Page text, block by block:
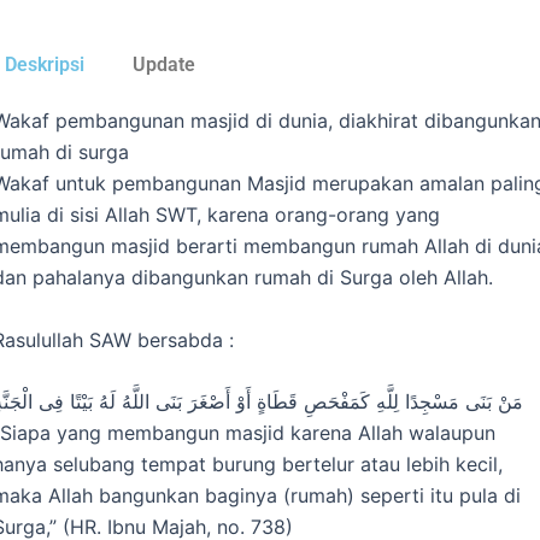
Deskripsi Update
pembangunan masjid di dunia, diakhirat dibangunkan
di surga
untuk pembangunan Masjid merupakan amalan
di sisi Allah SWT, karena orang-orang yang
masjid berarti membangun rumah Allah di
pahalanya dibangunkan rumah di Surga oleh Allah.
SAW bersabda :
مَنْ بَنَى مَسْجِدًا لِلَّهِ كَمَفْحَصِ قَطَاةٍ أَوْ أَصْغَرَ بَنَى اللَّهُ لَهُ بَيْتًا فِى
yang membangun masjid karena Allah walaupun
selubang tempat burung bertelur atau lebih kecil,
Allah bangunkan baginya (rumah) seperti itu pula di
(HR. Ibnu Majah, no. 738)